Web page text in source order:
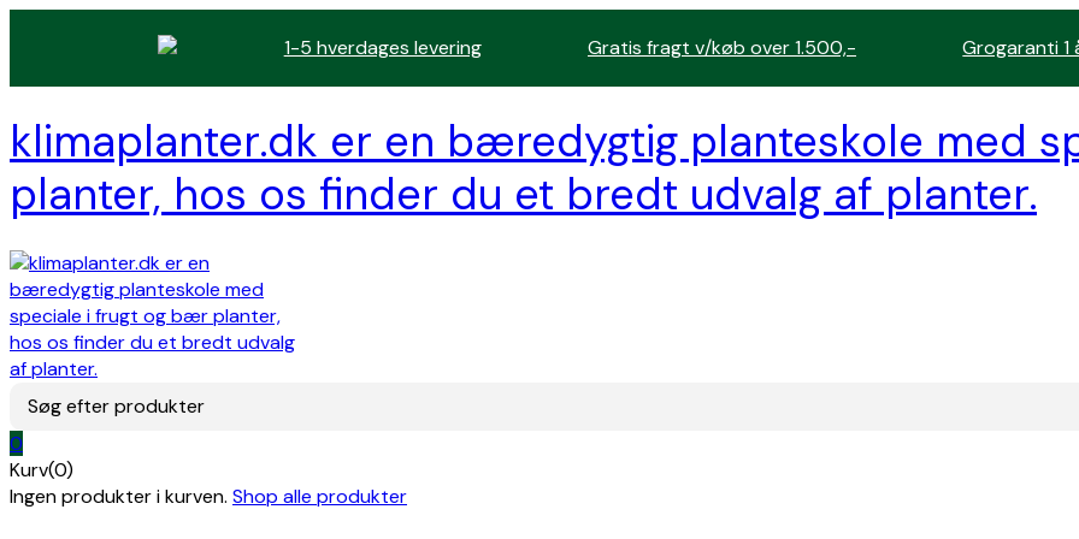
1-5 hverdages levering Gratis fragt v/køb over 1.500,- Grogaranti 1
klimaplanter.dk er en bæredygtig planteskole med
planter, hos os finder du et bredt udvalg af planter.
Søg efter produkter
0
Kurv(0)
Ingen produkter i kurven. Shop alle produkter